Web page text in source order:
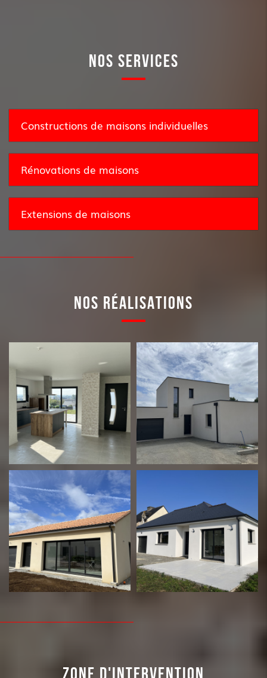
NOS SERVICES
Constructions de maisons individuelles
Rénovations de maisons
Extensions de maisons
NOS RÉALISATIONS
ZONE D'INTERVENTION